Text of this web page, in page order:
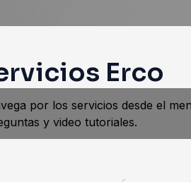
Erco
por los servicios desde el
y video tutoriales.